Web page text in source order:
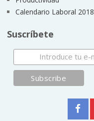
Calendario Laboral 2018
Suscríbete